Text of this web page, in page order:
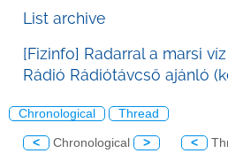
List archive
[Fizinfo] Radarral a marsi
Rádió Rádiótávcső ajánló
Chronological Thread
< Chronological > <